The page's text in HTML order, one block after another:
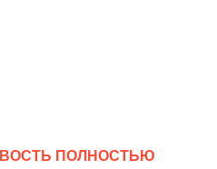
ПОЛНОСТЬЮ